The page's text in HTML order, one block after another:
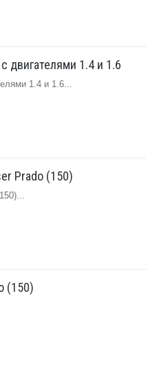
двигателями 1.4 и 1.6
1.4 и 1.6...
Prado (150)
(150)